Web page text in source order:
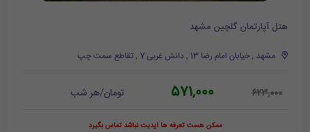
هتل آپارتمان گلچین مشهد
مشهد , خیابان امام رضا 13 , دانش غربی 7 , تقاطع سمت چپ
623,000
571,000 تومان/هر شب
ممکن هست تعرفه ها آپدیت نباشد تماس بگیرد